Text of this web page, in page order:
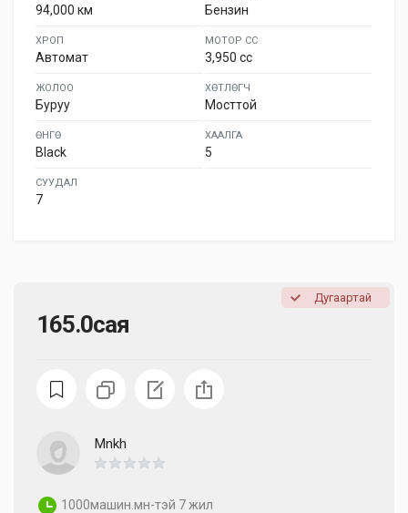
165.0сая
Дугаартай
Mnkh
1000машин.мн-тэй 7 жил
94,000 км Бензин
ХРОП
Автомат
МОТОР СС
3,950 cc
ЖОЛОО
Буруу
ХӨТЛӨГЧ
Мосттой
ӨНГӨ
Black
ХААЛГА
5
СУУДАЛ
7